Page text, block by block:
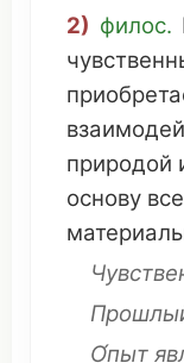
2) филос.
природой
основу
О́пыт